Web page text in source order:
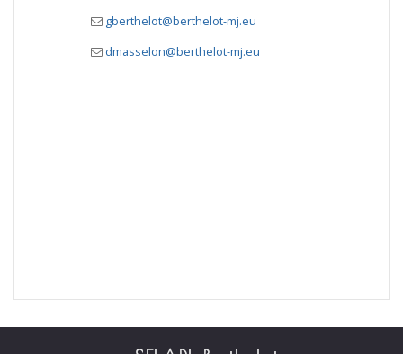
gberthelot@berthelot-mj.eu
dmasselon@berthelot-mj.eu